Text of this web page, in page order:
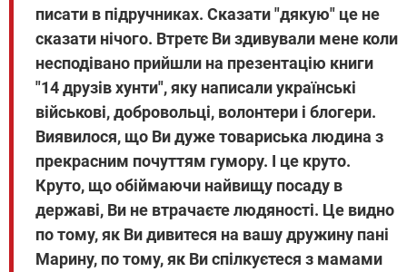
писати в підручниках. Сказати "дякую" це не
сказати нічого. Втретє Ви здивували мене коли
несподівано прийшли на презентацію книги
"14 друзів хунти", яку написали українські
військові, добровольці, волонтери і блогери.
Виявилося, що Ви дуже товариська людина з
прекрасним почуттям гумору. І це круто.
Круто, що обіймаючи найвищу посаду в
державі, Ви не втрачаєте людяності. Це видно
по тому, як Ви дивитеся на вашу дружину пані
Марину, по тому, як Ви спілкуєтеся з мамами